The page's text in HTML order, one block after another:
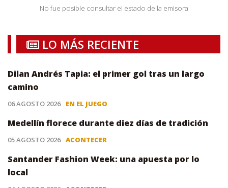
No fue posible consultar el estado de la emisora
LO MÁS RECIENTE
Dilan Andrés Tapia: el primer gol tras un largo
camino
06 AGOSTO 2026 EN EL JUEGO
Medellín florece durante diez días de tradición
05 AGOSTO 2026 ACONTECER
Santander Fashion Week: una apuesta por lo
local